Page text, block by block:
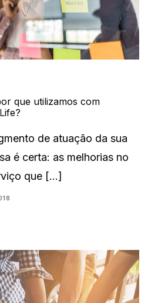
que utilizamos com
de atuação da sua
é certa: as melhorias no
que […]